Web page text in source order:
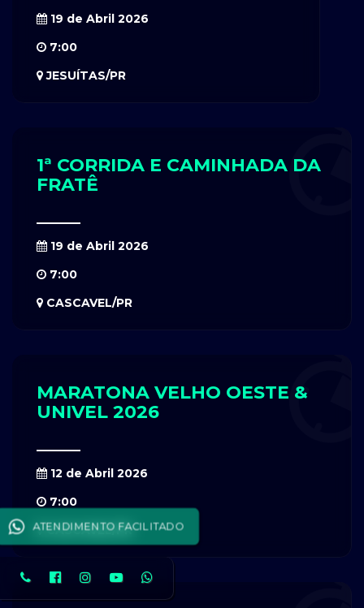
19 de Abril 2026
7:00
JESUÍTAS/PR
1ª CORRIDA E CAMINHADA DA
FRATÊ
19 de Abril 2026
7:00
CASCAVEL/PR
MARATONA VELHO OESTE &
UNIVEL 2026
12 de Abril 2026
7:00
CASCAVEL/PR
ATENDIMENTO FACILITADO